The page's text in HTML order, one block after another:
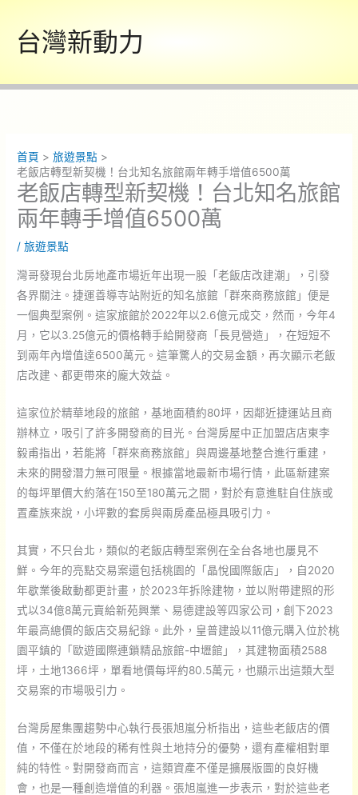
內
台灣新動力
首頁
旅遊景點
老飯店轉型新契機！台北知名旅館兩年轉手增值6500萬
老飯店轉型新契機！台北知名旅館
兩年轉手增值6500萬
/旅遊景點
灣哥發現台北房地產市場近年出現一股「老飯店改建潮」，引發
各界關注。捷運善導寺站附近的知名旅館「群來商務旅館」便是
一個典型案例。這家旅館於2022年以2.6億元成交，然而，今年4
月，它以3.25億元的價格轉手給開發商「長見營造」，在短短不
到兩年內增值達6500萬元。這筆驚人的交易金額，再次顯示老飯
店改建、都更帶來的龐大效益。
這家位於精華地段的旅館，基地面積約80坪，因鄰近捷運站且商
辦林立，吸引了許多開發商的目光。台灣房屋中正加盟店店東李
毅甫指出，若能將「群來商務旅館」與周邊基地整合進行重建，
未來的開發潛力無可限量。根據當地最新市場行情，此區新建案
的每坪單價大約落在150至180萬元之間，對於有意進駐自住族或
置產族來說，小坪數的套房與兩房產品極具吸引力。
其實，不只台北，類似的老飯店轉型案例在全台各地也屢見不
鮮。今年的亮點交易案還包括桃園的「晶悅國際飯店」，自2020
年歇業後啟動都更計畫，於2023年拆除建物，並以附帶建照的形
式以34億8萬元賣給新苑興業、易德建設等四家公司，創下2023
年最高總價的飯店交易紀錄。此外，皇普建設以11億元購入位於桃
園平鎮的「歐遊國際連鎖精品旅館-中壢館」，其建物面積2588
坪，土地1366坪，單看地價每坪約80.5萬元，也顯示出這類大型
交易案的市場吸引力。
台灣房屋集團趨勢中心執行長張旭嵐分析指出，這些老飯店的價
值，不僅在於地段的稀有性與土地持分的優勢，還有產權相對單
純的特性。對開發商而言，這類資產不僅是擴展版圖的良好機
會，也是一種創造增值的利器。張旭嵐進一步表示，對於這些老